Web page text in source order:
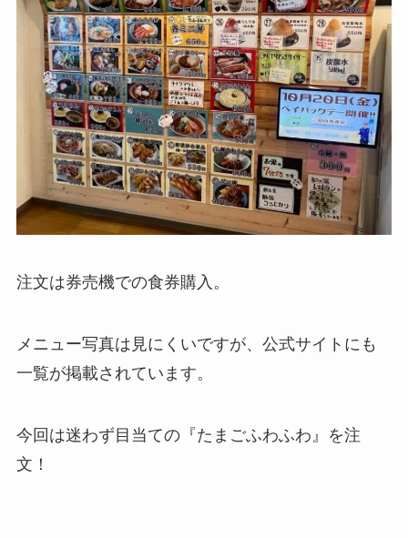
注文は券売機での食券購入。
メニュー写真は見にくいですが、公式サイトにも
一覧が掲載されています。
今回は迷わず目当ての『たまごふわふわ』を注
文！